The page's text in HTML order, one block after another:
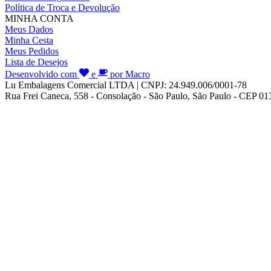
Política de Troca e Devolução
MINHA CONTA
Meus Dados
Minha Cesta
Meus Pedidos
Lista de Desejos
Desenvolvido com
e
por Macro
Lu Embalagens Comercial LTDA | CNPJ: 24.949.006/0001-78
Rua Frei Caneca, 558 - Consolação - São Paulo, São Paulo - CEP